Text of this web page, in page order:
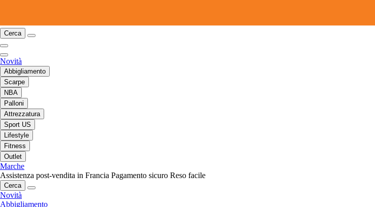
Cerca
Novità
Abbigliamento
Scarpe
NBA
Palloni
Attrezzatura
Sport US
Lifestyle
Fitness
Outlet
Marche
Assistenza post-vendita in Francia Pagamento sicuro Reso facile
Cerca
Novità
Abbigliamento